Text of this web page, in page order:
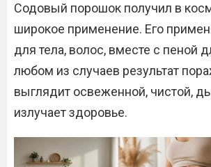
Содовый порошок получил в
широкое применение. Его
для тела, волос, вместе с пеной
любом из случаев результат
выглядит освеженной, чистой,
излучает здоровье.